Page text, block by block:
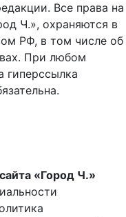
Все права на
Ч.», охраняются в
РФ, в том числе об
При любом
гиперссылка
«Город Ч.»